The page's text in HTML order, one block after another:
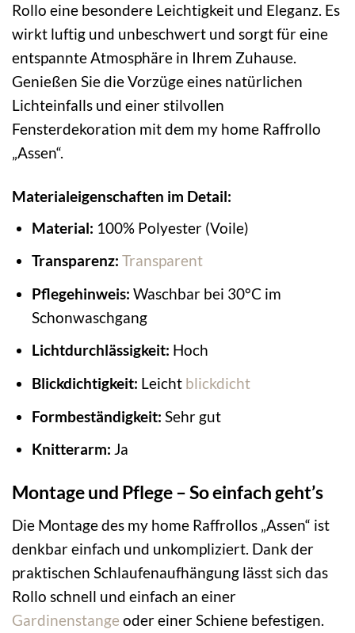
Rollo eine besondere Leichtigkeit und Eleganz. Es
wirkt luftig und unbeschwert und sorgt für eine
entspannte Atmosphäre in Ihrem Zuhause.
Genießen Sie die Vorzüge eines natürlichen
Lichteinfalls und einer stilvollen
Fensterdekoration mit dem my home Raffrollo
„Assen“.
Materialeigenschaften im Detail:
Material: 100% Polyester (Voile)
Transparenz: Transparent
Pflegehinweis: Waschbar bei 30°C im
Schonwaschgang
Lichtdurchlässigkeit: Hoch
Blickdichtigkeit: Leicht blickdicht
Formbeständigkeit: Sehr gut
Knitterarm: Ja
Montage und Pflege – So einfach geht’s
Die Montage des my home Raffrollos „Assen“ ist
denkbar einfach und unkompliziert. Dank der
praktischen Schlaufenaufhängung lässt sich das
Rollo schnell und einfach an einer
Gardinenstange oder einer Schiene befestigen.